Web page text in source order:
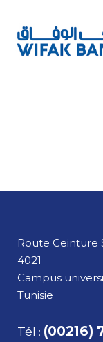
Route Ceinture
4021
Campus
Tunisie
Tél : (00216)